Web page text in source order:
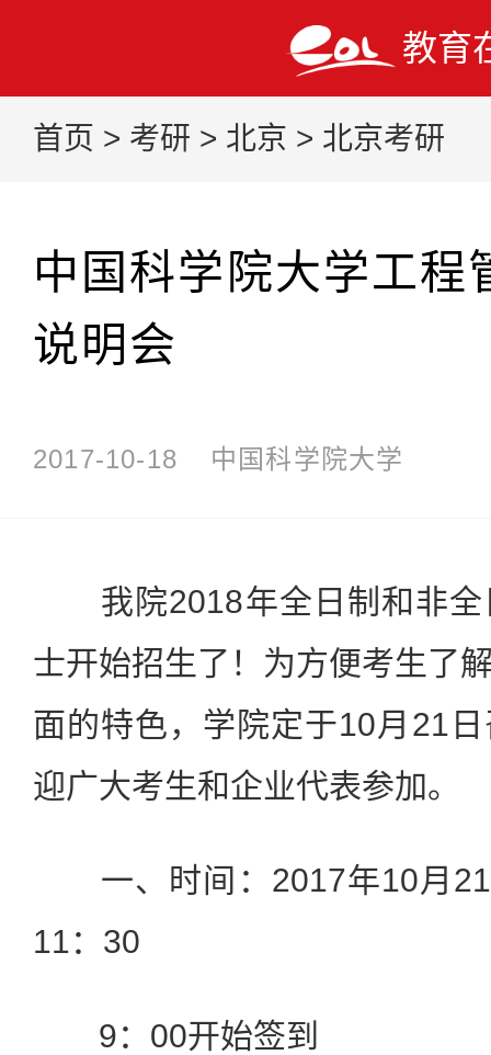
教育
首页 > 考研 > 北京 > 北京考研
中国科学院大学工程
说明会
2017-10-18 中国科学院大学
我院2018年全日制和非全
士开始招生了！为方便考生了
面的特色，学院定于10月21
迎广大考生和企业代表参加。
一、时间：2017年10月21
11：30
9：00开始签到